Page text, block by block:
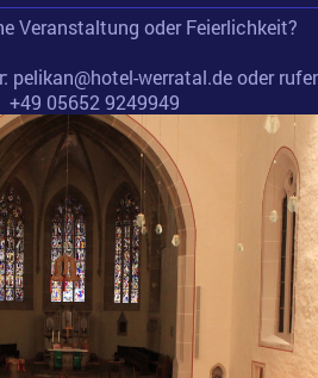
Veranstaltung oder Feierlichkeit?
pelikan@hotel-werratal.de oder
+49 05652 9249949